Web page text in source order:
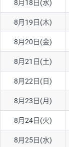
ソ/円は10万通貨単位。
8月18日(水)
8月19日(木)
8月20日(金)
8月21日(土)
8月22日(日)
8月23日(月)
8月24日(火)
8月25日(水)